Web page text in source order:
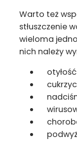
Warto też
stłuszczenie
wieloma
nich należy
otyłość